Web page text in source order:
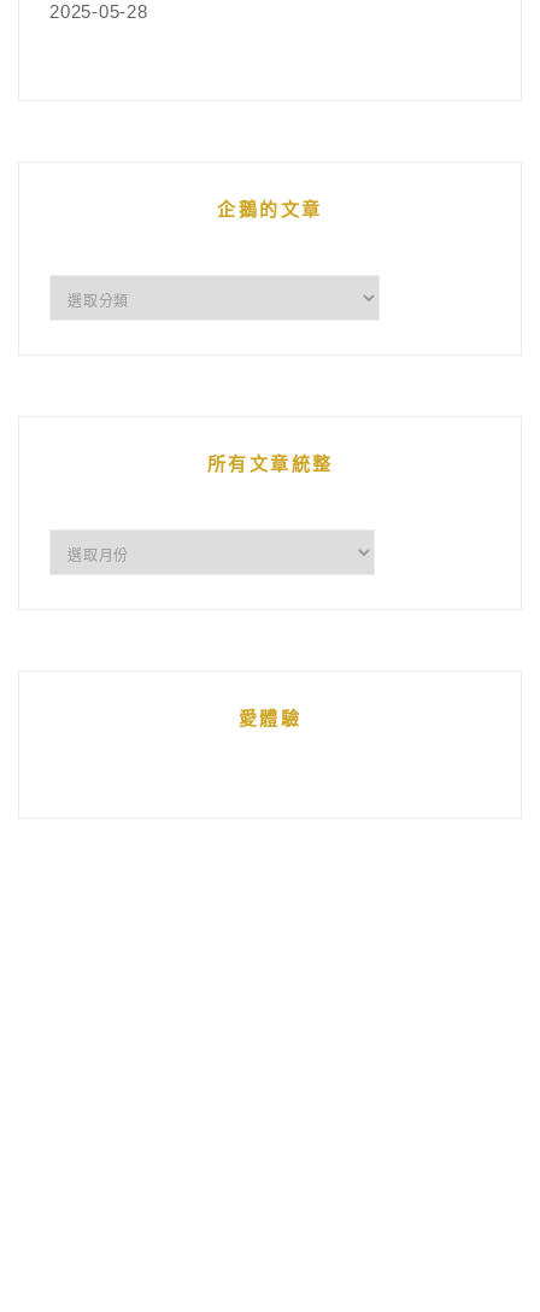
2025-05-28
企鵝的文章
所有文章統整
愛體驗